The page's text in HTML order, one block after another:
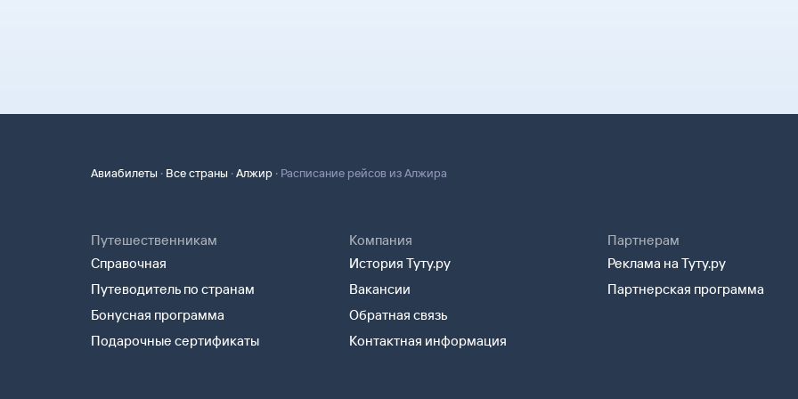
Авиабилеты · Все страны ·Алжир · Расписание рейсов из Алжира
Путешественникам
Справочная
Путеводитель по странам
Бонусная программа
Подарочные сертификаты
Компания
История Туту.ру
Вакансии
Обратная связь
Контактная информация
Партнерам
Реклама на Туту.ру
Партнерская программа